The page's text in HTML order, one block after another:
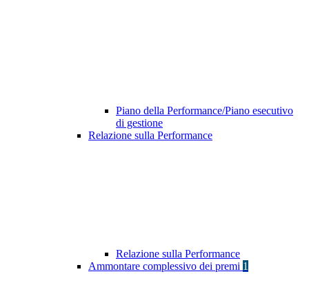
Piano della Performance/Piano esecutivo
di gestione
Relazione sulla Performance
Relazione sulla Performance
Ammontare complessivo dei premi 1